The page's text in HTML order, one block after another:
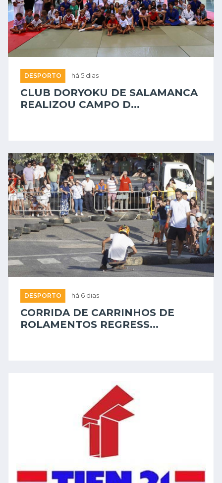
DESPORTO há 5 dias
CLUB DORYOKU DE SALAMANCA
REALIZOU CAMPO D...
DESPORTO há 6 dias
CORRIDA DE CARRINHOS DE
ROLAMENTOS REGRESS...